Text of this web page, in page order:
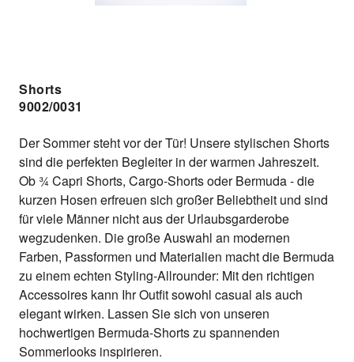
Shorts
9002/0031
Der Sommer steht vor der Tür! Unsere stylischen Shorts
sind die perfekten Begleiter in der warmen Jahreszeit.
Ob ¾ Capri Shorts, Cargo-Shorts oder Bermuda - die
kurzen Hosen erfreuen sich großer Beliebtheit und sind
für viele Männer nicht aus der Urlaubsgarderobe
wegzudenken. Die große Auswahl an modernen
Farben, Passformen und Materialien macht die Bermuda
zu einem echten Styling-Allrounder: Mit den richtigen
Accessoires kann Ihr Outfit sowohl casual als auch
elegant wirken. Lassen Sie sich von unseren
hochwertigen Bermuda-Shorts zu spannenden
Sommerlooks inspirieren.